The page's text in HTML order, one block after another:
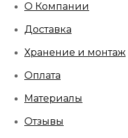
О Компании
Доставка
Хранение и монтаж
Оплата
Материалы
Отзывы